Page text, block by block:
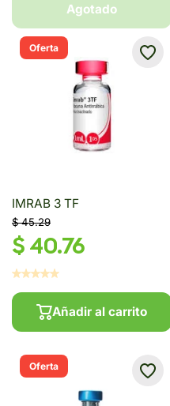
Agotado
Oferta
IMRAB 3 TF
$ 45.29
$ 40.76
Añadir al carrito
Oferta